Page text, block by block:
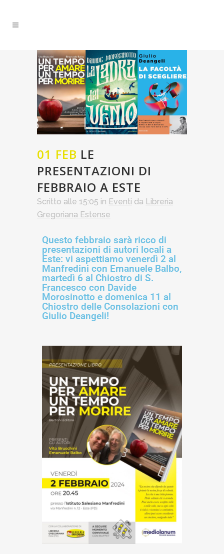
01 FEB LE
PRESENTAZIONI DI
FEBBRAIO A ESTE
Scritto alle 15:05 in Eventi da Libreria
Gregoriana Estense
Questo febbraio sarà ricco di
presentazioni di autori locali a
Este: vi aspettiamo venerdì 2 al
Manfredini con Emanuele Balbo,
martedì 6 al Chiostro di S.
Francesco con Davide
Morosinotto e domenica 11 al
Chiostro delle Consolazioni con
Giulio Deangeli!